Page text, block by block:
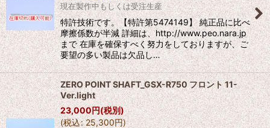
現在製作中もしくは受注生産
特許技術です。【特許第5474149】 純正品に比べ
摩擦係数が半減 詳細は、http://www.peo.nara.jp
まで 在庫を確保すべく努力をしておりますが、ご
要望の多い製品は欠品し…
ZERO POINT SHAFT_GSX-R750 フロント 11-
Ver.light
23,000円(税別)
(税込: 25,300円)